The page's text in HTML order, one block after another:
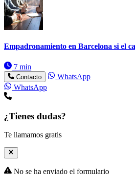
Empadronamiento en Barcelona si el
7 min
Contacto
WhatsApp
WhatsApp
¿Tienes dudas?
Te llamamos gratis
No se ha enviado el formulario